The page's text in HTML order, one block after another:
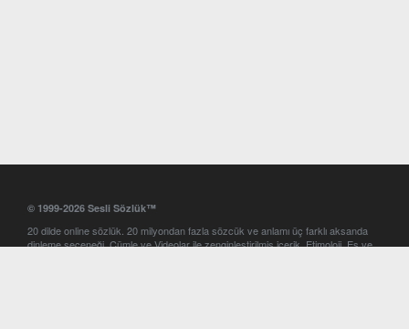
© 1999-2026 Sesli Sözlük™
20 dilde online sözlük. 20 milyondan fazla sözcük ve anlamı üç farklı aksanda
dinleme seçeneği. Cümle ve Videolar ile zenginleştirilmiş içerik. Etimoloji, Eş ve